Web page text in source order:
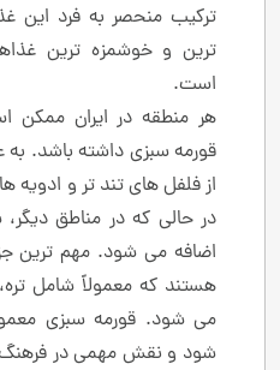
ترکیب منحصر به‌ فرد این
‌ترین و خوشمزه ‌ترین
است.
هر منطقه در ایران
قورمه ‌سبزی داشته باشد. به
از فلفل ‌های تند تر و ادویه‌
در حالی که در مناطق
اضافه می‌ شود. مهم‌ ترین
هستند که معمولاً شامل
می ‌شود. قورمه ‌سبزی
شود و نقش مهمی در فرهنگ